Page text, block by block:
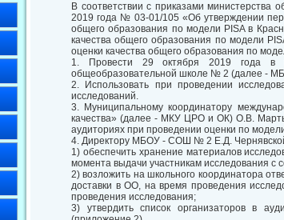
В соответствии с приказами министерства
2019 года № 03-01/105 «Об утверждении
общего образования по модели PISA в
качества общего образования по модели
оценки качества общего образования по
1. Провести 29 октября 2019 года в
общеобразовательной школе № 2 (далее -
2. Использовать при проведении
исследований.
3. Муниципальному координатору
качества» (далее - МКУ ЦРО и ОК) О.В.
аудиториях при проведении оценки по
4. Директору МБОУ - СОШ № 2 Е.Д.
1) обеспечить хранение материалов
момента выдачи участникам исследования
2) возложить на школьного координатора
доставки в ОО, на время проведения
проведения исследования;
3) утвердить список организаторов в